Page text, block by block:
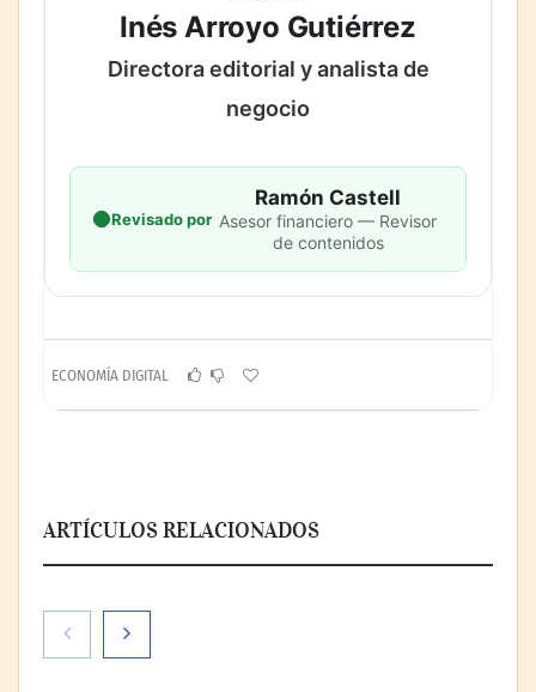
Inés Arroyo Gutiérrez
Directora editorial y analista de
negocio
Revisado por
Ramón Castell
Asesor financiero — Revisor
de contenidos
ECONOMÍA DIGITAL
ARTÍCULOS RELACIONADOS